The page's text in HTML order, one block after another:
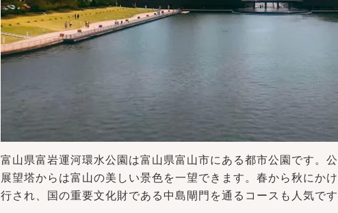
富山県富岩運河環水公園は富山県富山市にある都市公園です。
展望塔からは富山の美しい景色を一望できます。春から秋にか
行され、国の重要文化財である中島閘門を通るコースも人気です